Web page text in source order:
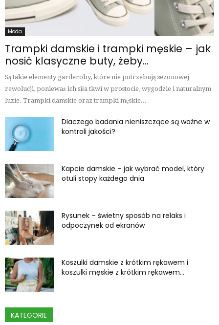
Moda
Trampki damskie i trampki męskie – jak
nosić klasyczne buty, żeby...
Są takie elementy garderoby, które nie potrzebują sezonowej
rewolucji, ponieważ ich siła tkwi w prostocie, wygodzie i naturalnym
luzie. Trampki damskie oraz trampki męskie...
Dlaczego badania nieniszczące są ważne w
kontroli jakości?
Kapcie damskie – jak wybrać model, który
otuli stopy każdego dnia
Rysunek – świetny sposób na relaks i
odpoczynek od ekranów
Koszulki damskie z krótkim rękawem i
koszulki męskie z krótkim rękawem...
KATEGORIE